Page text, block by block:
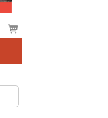
Voir
le